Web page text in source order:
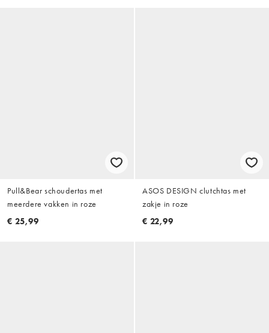
Pull&Bear schoudertas met
meerdere vakken in roze
€ 25,99
ASOS DESIGN clutchtas met
zakje in roze
€ 22,99